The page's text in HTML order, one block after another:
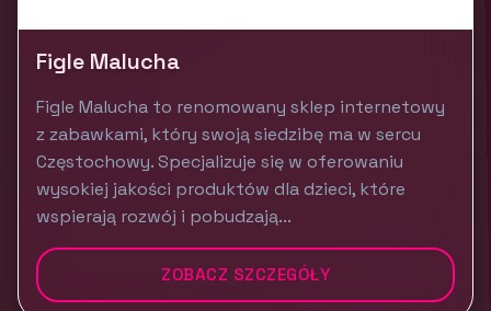
Figle Malucha
Figle Malucha to renomowany sklep internetowy
z zabawkami, który swoją siedzibę ma w sercu
Częstochowy. Specjalizuje się w oferowaniu
wysokiej jakości produktów dla dzieci, które
wspierają rozwój i pobudzają...
ZOBACZ SZCZEGÓŁY